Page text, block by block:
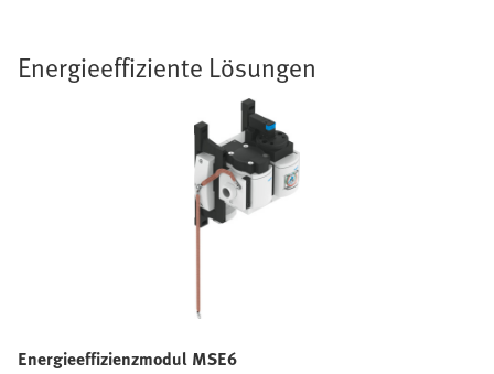
Energieeffiziente Lösungen
Energieeffizienzmodul MSE6